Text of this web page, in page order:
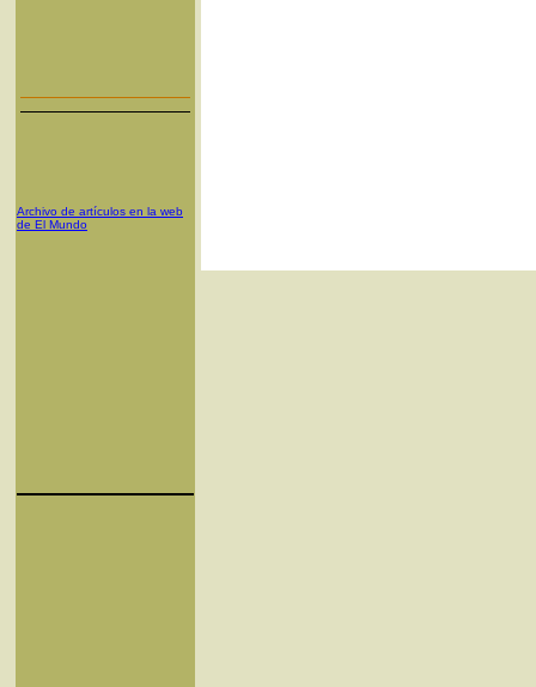
Archivo de artículos en la web
de El Mundo